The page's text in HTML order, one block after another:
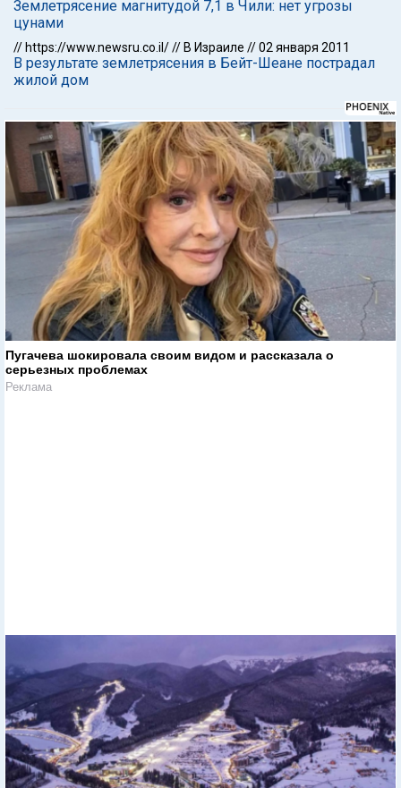
Землетрясение магнитудой 7,1 в Чили: нет угрозы
цунами
// https://www.newsru.co.il/// В Израиле //02 января 2011
В результате землетрясения в Бейт-Шеане пострадал
жилой дом
Пугачева шокировала своим видом и рассказала о
серьезных проблемах
Реклама